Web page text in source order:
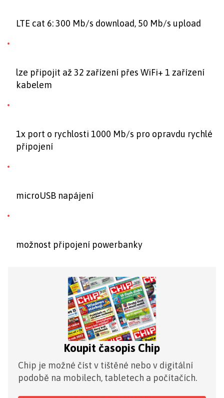
LTE cat 6: 300 Mb/s download, 50 Mb/s upload
lze připojit až 32 zařízení přes WiFi+ 1 zařízení
kabelem
1x port o rychlosti 1000 Mb/s pro opravdu rychlé
připojení
microUSB napájení
možnost připojení powerbanky
Koupit časopis Chip
Chip je možné číst v tištěné nebo v digitální
podobě na mobilech, tabletech a počítačích.